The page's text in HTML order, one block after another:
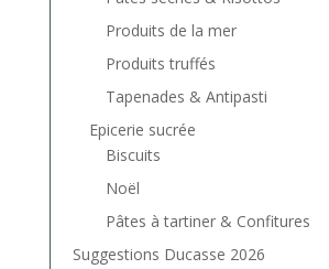
Produits de la mer
Produits truffés
Tapenades & Antipasti
Epicerie sucrée
Biscuits
Noël
Pâtes à tartiner & Confitures
Suggestions Ducasse 2026